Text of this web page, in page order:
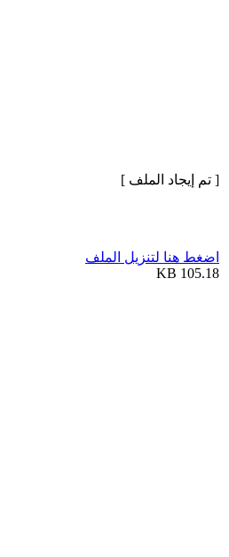
[ تم إيجاد الملف ]
اضغط هنا لتنزيل الملف
105.18 KB